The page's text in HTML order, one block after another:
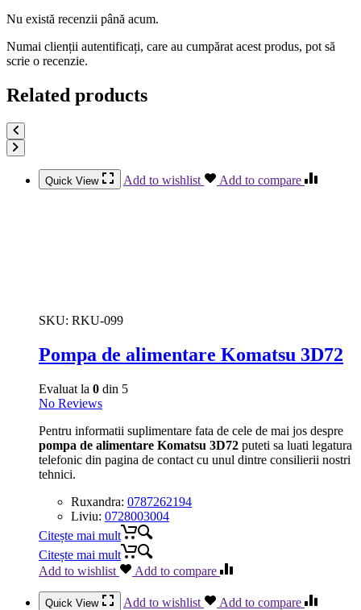
Nu există recenzii până acum.
Numai clienții autentificați, care au cumpărat acest produs, pot să
scrie o recenzie.
Related products
Quick View Add to wishlist Add to compare
SKU: RKU-099
Pompa de alimentare Komatsu 3D72
Evaluat la 0 din 5
No Reviews
Pentru informatii suplimentare fata de cele de mai jos despre
pompa de alimentare Komatsu 3D72 puteti sa luati legatura
telefonic din pagina de contact cu unul dintre consilierii nostri
tehnici.
Ruxandra: 0787262194
Liviu: 0728003004
Citește mai mult
Citește mai mult
Add to wishlist
Add to compare
Quick View Add to wishlist Add to compare